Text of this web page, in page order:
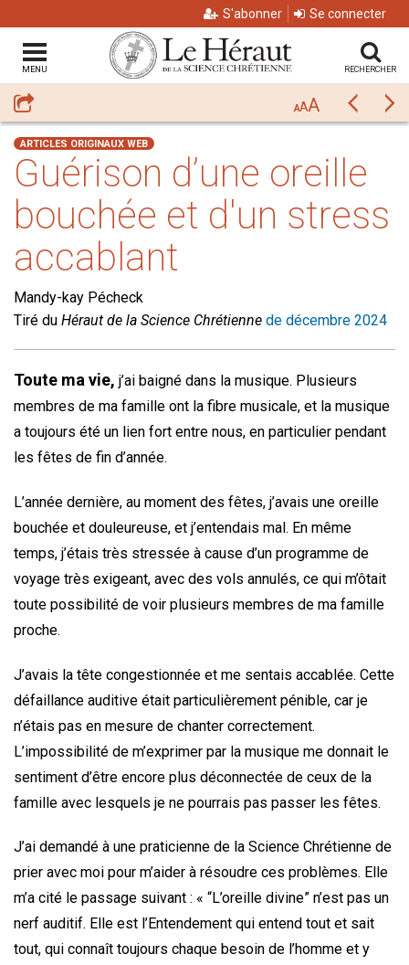
S'abonner Se connecter
MENU RECHERCHER
Partager AAA
ARTICLES ORIGINAUX WEB
Guérison d’une oreille
bouchée et d'un stress
accablant
Mandy-kay Pécheck
Tiré du Héraut de la Science Chrétienne de décembre 2024
Toute ma vie, j’ai baigné dans la musique. Plusieurs
membres de ma famille ont la fibre musicale, et la musique
a toujours été un lien fort entre nous, en particulier pendant
les fêtes de fin d’année.
L’année dernière, au moment des fêtes, j’avais une oreille
bouchée et douleureuse, et j’entendais mal. En même
temps, j’étais très stressée à cause d’un programme de
voyage très exigeant, avec des vols annulés, ce qui m’ôtait
toute possibilité de voir plusieurs membres de ma famille
proche.
J’avais la tête congestionnée et me sentais accablée. Cette
défaillance auditive était particulièrement pénible, car je
n’étais pas en mesure de chanter correctement.
L’impossibilité de m’exprimer par la musique me donnait le
sentiment d’être encore plus déconnectée de ceux de la
famille avec lesquels je ne pourrais pas passer les fêtes.
J’ai demandé à une praticienne de la Science Chrétienne de
prier avec moi pour m’aider à résoudre ces problèmes. Elle
m’a cité le passage suivant : « “L’oreille divine” n’est pas un
nerf auditif. Elle est l’Entendement qui entend tout et sait
tout, qui connaît toujours chaque besoin de l’homme et y